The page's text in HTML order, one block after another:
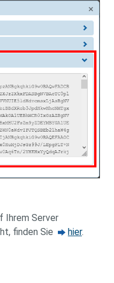
Ihrem Server
finden Sie
hier.